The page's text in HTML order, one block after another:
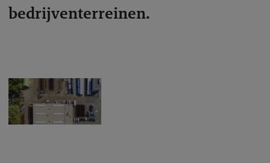
bedrijventerreinen.